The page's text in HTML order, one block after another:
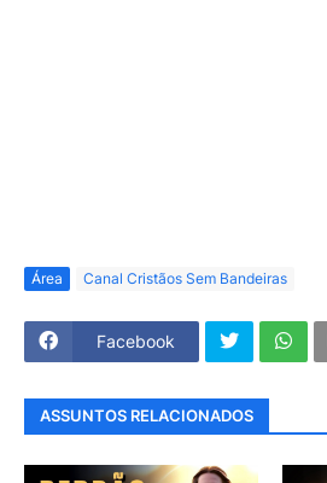
Área Canal Cristãos Sem Bandeiras
Facebook
ASSUNTOS RELACIONADOS